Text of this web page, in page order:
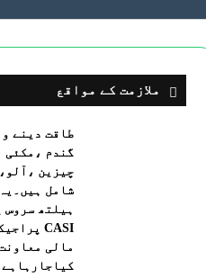
ملازمت کے مواقع
طاقت دینے
گندم ،مکئی
چیزین
شامل
ہیلتھ سروس
مالی